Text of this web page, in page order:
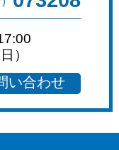
）
い合わせ